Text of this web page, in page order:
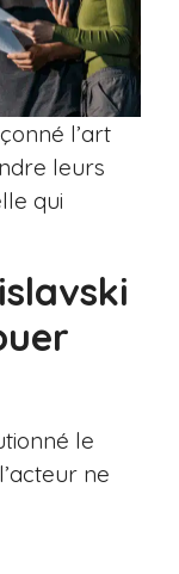
l’art
leurs
qui
le
ne